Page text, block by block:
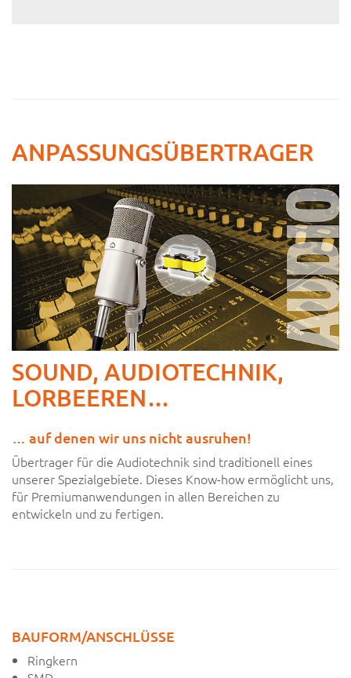
ANPASSUNGS­ÜBERTRAGER
SOUND, AUDIOTECHNIK,
LORBEEREN…
… auf denen wir uns nicht ausruhen!
Übertrager für die Audiotechnik sind traditionell eines
unserer Spezial­ge­biete. Dieses Know-how ermöglicht uns,
für Premiuman­wendungen in allen Bereichen zu
entwickeln und zu fertigen.
BAUFORM/ANSCHLÜSSE
Ringkern